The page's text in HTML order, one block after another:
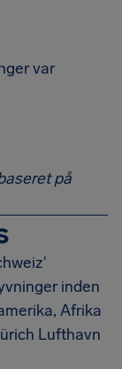
var
på
inden
Afrika
Lufthavn